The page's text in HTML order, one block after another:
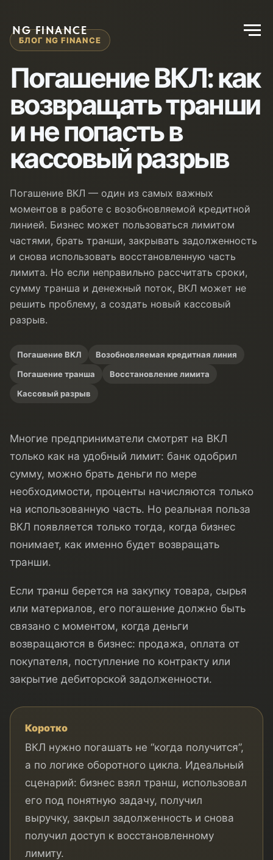
NG FINANCE
БЛОГ NG FINANCE
Погашение ВКЛ: как
возвращать транши
и не попасть в
кассовый разрыв
Погашение ВКЛ — один из самых важных
моментов в работе с возобновляемой кредитной
линией. Бизнес может пользоваться лимитом
частями, брать транши, закрывать задолженность
и снова использовать восстановленную часть
лимита. Но если неправильно рассчитать сроки,
сумму транша и денежный поток, ВКЛ может не
решить проблему, а создать новый кассовый
разрыв.
Погашение ВКЛ
Возобновляемая кредитная линия
Погашение транша
Восстановление лимита
Кассовый разрыв
Многие предприниматели смотрят на ВКЛ
только как на удобный лимит: банк одобрил
сумму, можно брать деньги по мере
необходимости, проценты начисляются только
на использованную часть. Но реальная польза
ВКЛ появляется только тогда, когда бизнес
понимает, как именно будет возвращать
транши.
Если транш берется на закупку товара, сырья
или материалов, его погашение должно быть
связано с моментом, когда деньги
возвращаются в бизнес: продажа, оплата от
покупателя, поступление по контракту или
закрытие дебиторской задолженности.
Коротко
ВКЛ нужно погашать не “когда получится”,
а по логике оборотного цикла. Идеальный
сценарий: бизнес взял транш, использовал
его под понятную задачу, получил
выручку, закрыл задолженность и снова
получил доступ к восстановленному
лимиту.